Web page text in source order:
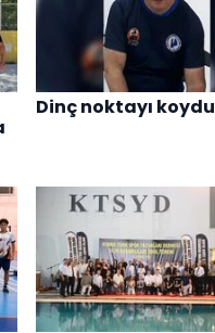
Dinç noktayı koydu